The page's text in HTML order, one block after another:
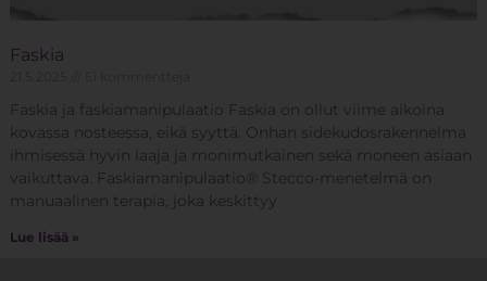
Faskia
Faskia ja faskiamanipulaatio Faskia on ollut viime aikoina
kovassa nosteessa, eikä syyttä. Onhan sidekudosrakennelma
ihmisessä hyvin laaja ja monimutkainen sekä moneen asiaan
vaikuttava. Faskiamanipulaatio® Stecco-menetelmä on
manuaalinen terapia, joka keskittyy
Lue lisää »